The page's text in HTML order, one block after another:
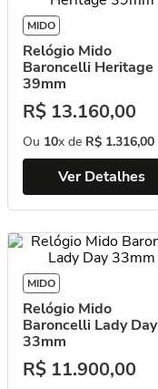
MIDO
Relógio Mido
Baroncelli Heritage
39mm
R$ 13.160,00
Ou 10x de R$ 1.316,00
Ver Detalhes
MIDO
Relógio Mido
Baroncelli Lady Day
33mm
R$ 11.900,00